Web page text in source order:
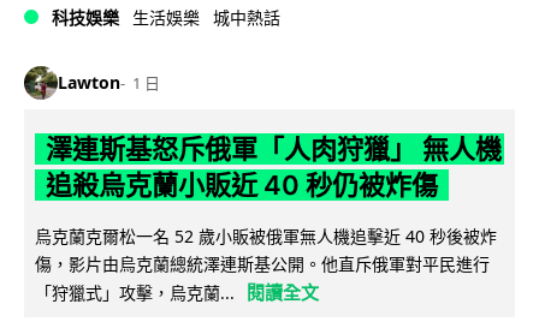
科技娛樂 生活娛樂 城中熱話
Lawton 1 日
澤連斯基怒斥俄軍「人肉狩獵」 無人機
追殺烏克蘭小販近 40 秒仍被炸傷
烏克蘭克爾松一名 52 歲小販被俄軍無人機追擊近 40 秒後被炸
傷，影片由烏克蘭總統澤連斯基公開。他直斥俄軍對平民進行
「狩獵式」攻擊，烏克蘭...
閱讀全文